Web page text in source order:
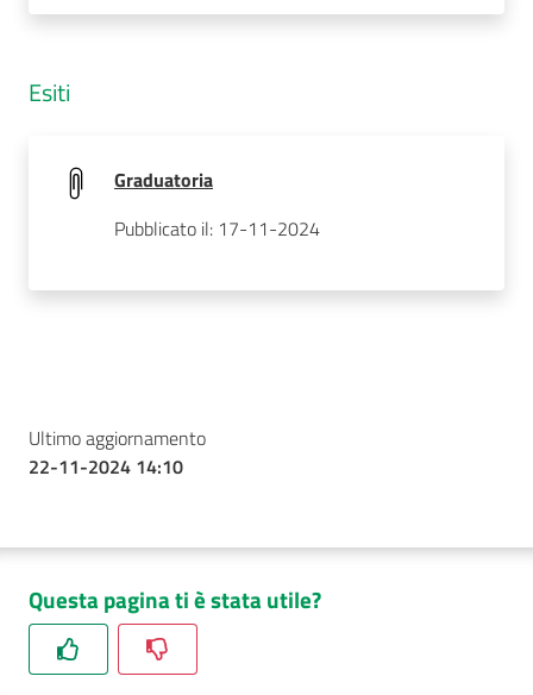
Esiti
Graduatoria
Pubblicato il: 17-11-2024
Ultimo aggiornamento
22-11-2024 14:10
Questa pagina ti è stata utile?